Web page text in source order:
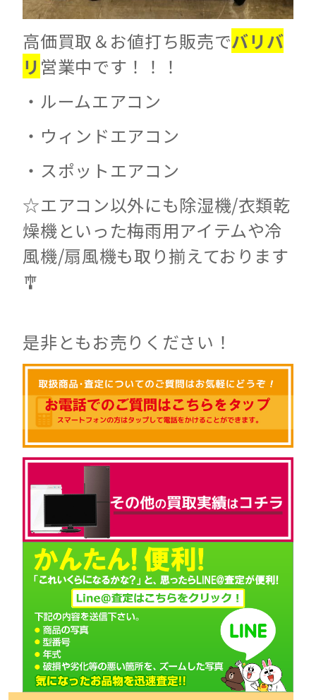
高価買取＆お値打ち販売でバリバ
リ 営業中です！！！
・ルームエアコン
・ウィンドエアコン
・スポットエアコン
☆エアコン以外にも除湿機/衣類乾
燥機といった梅雨用アイテムや冷
風機/扇風機も取り揃えております
🎐
是非ともお売りください！